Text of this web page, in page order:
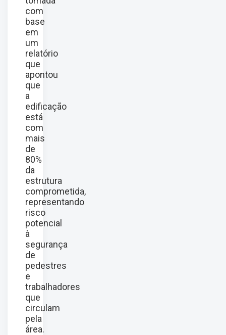
com
base
em
um
relatório
que
apontou
que
a
edificação
está
com
mais
de
80%
da
estrutura
comprometida,
representando
risco
potencial
à
segurança
de
pedestres
e
trabalhadores
que
circulam
pela
área.